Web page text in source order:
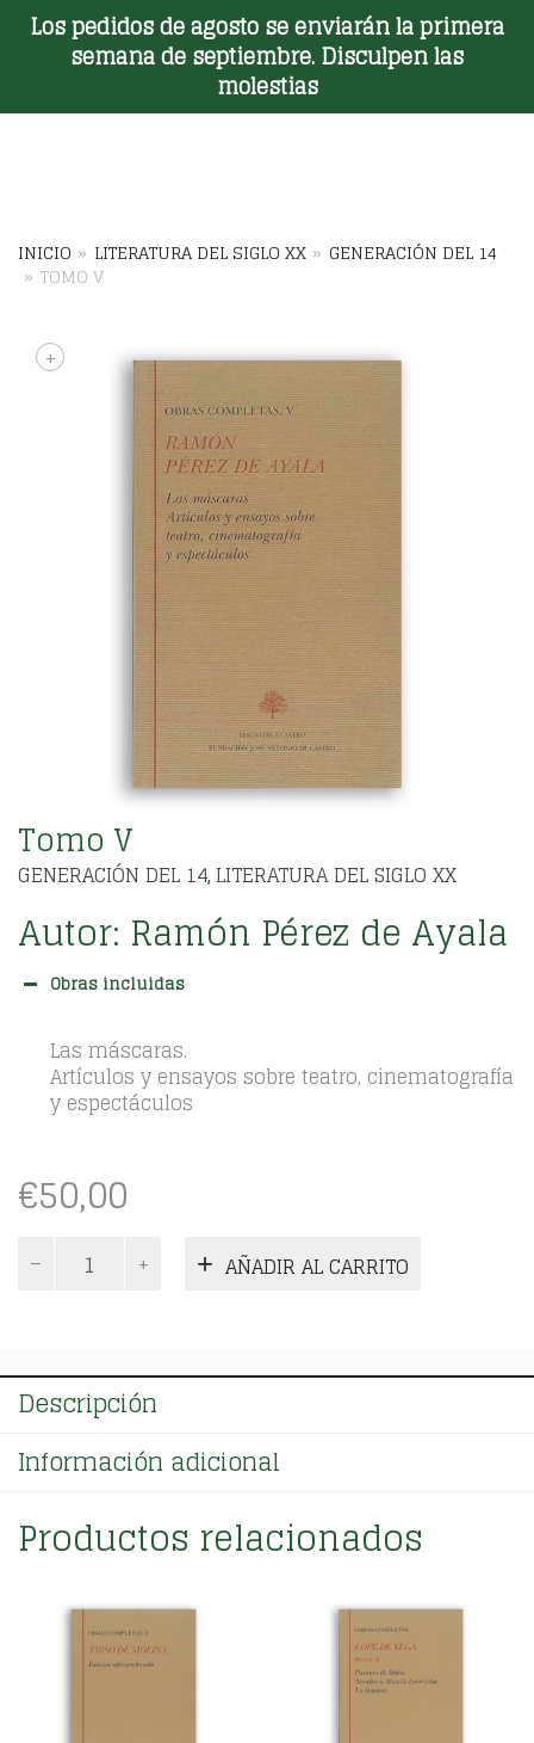
Los pedidos de agosto se enviarán la primera
semana de septiembre. Disculpen las
molestias
Toggle Menu
INICIO » LITERATURA DEL SIGLO XX » GENERACIÓN DEL 14
» TOMO V
+
Tomo V
GENERACIÓN DEL 14, LITERATURA DEL SIGLO XX
Autor: Ramón Pérez de Ayala
Obras incluidas
Las máscaras.
Artículos y ensayos sobre teatro, cinematografía
y espectáculos
€50,00
AÑADIR AL CARRITO
Descripción
Información adicional
Productos relacionados